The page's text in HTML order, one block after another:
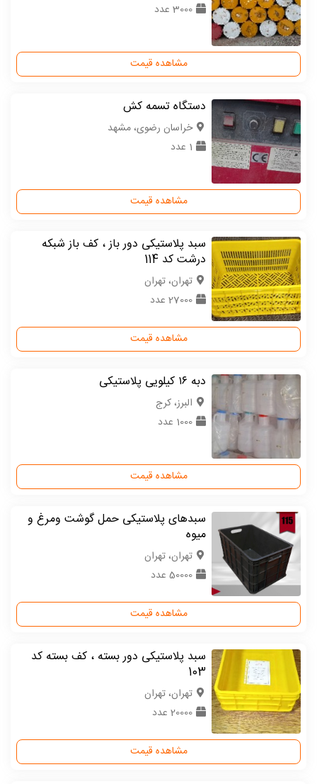
3000 عدد
مشاهده قیمت
دستگاه تسمه کش
خراسان رضوی، مشهد
1 عدد
مشاهده قیمت
سبد پلاستیکی دور باز ، کف باز شبکه
درشت کد 114
تهران، تهران
27000 عدد
مشاهده قیمت
دبه ۱۶ کیلویی پلاستیکی
البرز، کرج
1000 عدد
مشاهده قیمت
سبدهای پلاستیکی حمل گوشت ومرغ و
میوه
تهران، تهران
50000 عدد
مشاهده قیمت
سبد پلاستیکی دور بسته ، کف بسته کد
103
تهران، تهران
20000 عدد
مشاهده قیمت